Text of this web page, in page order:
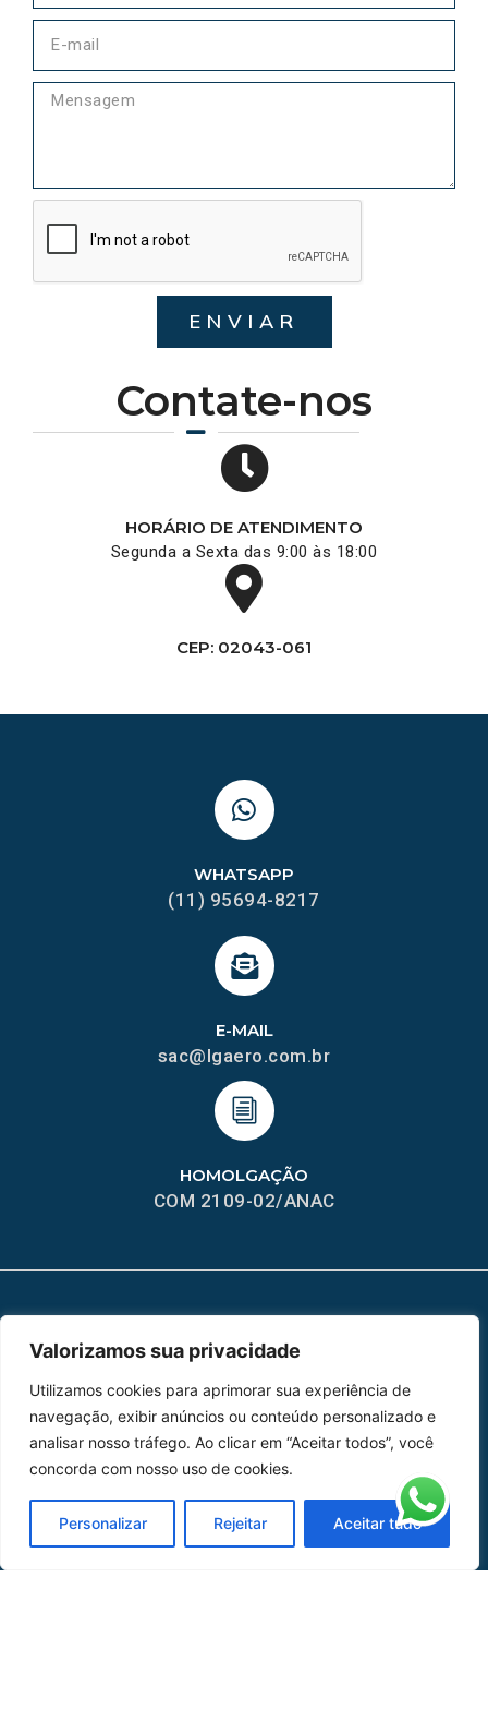
Valorizamos sua privacidade
Utilizamos cookies para aprimorar sua experiência de
navegação, exibir anúncios ou conteúdo personalizado e
analisar nosso tráfego. Ao clicar em “Aceitar todos”, você
concorda com nosso uso de cookies.
Personalizar Rejeitar Aceitar tudo
Contate-nos
HORÁRIO DE ATENDIMENTO
Segunda a Sexta das 9:00 às 18:00
CEP: 02043-061
ENVIAR
HOMOLGAÇÃO
COM 2109-02/ANAC
E-MAIL
sac@lgaero.com.br
WHATSAPP
(11) 95694-8217
Peças
Catálogo de Aplicações
Oficina de Mangueiras